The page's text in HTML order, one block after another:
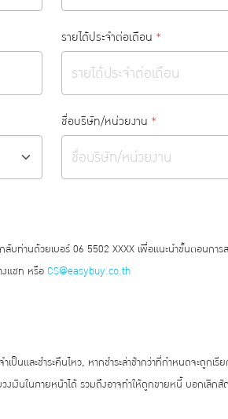
รายได้ประจำต่อเดือน *
ชื่อบริษัท/หน่วยงาน *
บท่านด้วยเบอร์ 06 5502 XXXX เพื่อแนะนำขั้นตอนกา
แชท หรือCS@easybuy.co.th
นและชำระคืนไหว, หากชำระล่าช้ากว่าที่กำหนดจะถูกเรี
งินในภายหน้าได้ รวมถึงอาจทำให้ถูกขายหนี้ บอกเลิก